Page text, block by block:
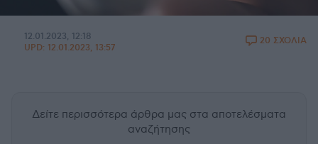
12.01.2023, 12:18
UPD: 12.01.2023, 13:57
20 ΣΧΟΛΙΑ
Δείτε περισσότερα άρθρα μας στα αποτελέσματα
αναζήτησης